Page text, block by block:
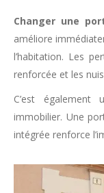
Changer une
améliore
l’habitation. Les
renforcée et les
C’est
immobilier. Une
intégrée renforce